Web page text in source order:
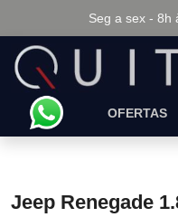
Seg a sex - 8h
OFERTAS
Jeep Renegade